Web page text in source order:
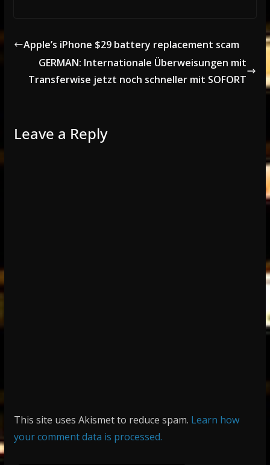
Apple’s iPhone $29 battery replacement scam
GERMAN: Internationale Überweisungen mit
Transferwise jetzt noch schneller mit SOFORT
Leave a Reply
This site uses Akismet to reduce spam. Learn how
your comment data is processed.